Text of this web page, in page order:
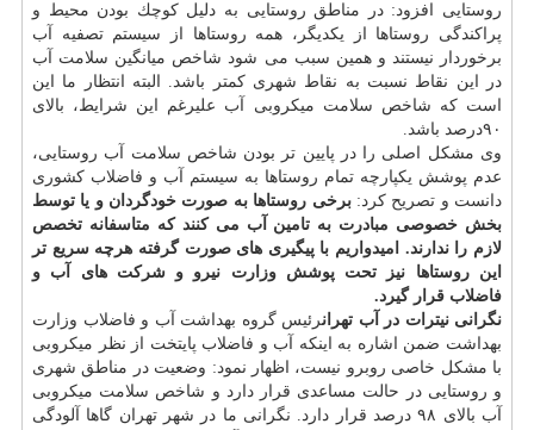
روستایی افزود: در مناطق روستایی به دلیل كوچك بودن محیط و
پراكندگی روستاها از یكدیگر، همه روستاها از سیستم تصفیه آب
برخوردار نیستند و همین سبب می شود شاخص میانگین سلامت آب
در این نقاط نسبت به نقاط شهری كمتر باشد. البته انتظار ما این
است كه شاخص سلامت میكروبی آب علیرغم این شرایط، بالای
۹۰درصد باشد.
وی مشكل اصلی را در پایین تر بودن شاخص سلامت آب روستایی،
عدم پوشش یكپارچه تمام روستاها به سیستم آب و فاضلاب كشوری
دانست و تصریح كرد:برخی روستاها به صورت خودگردان و یا توسط
بخش خصوصی مبادرت به تامین آب می كنند كه متاسفانه تخصص
لازم را ندارند. امیدواریم با پیگیری های صورت گرفته هرچه سریع تر
این روستاها نیز تحت پوشش وزارت نیرو و شركت های آب و
فاضلاب قرار گیرد.
نگرانی نیترات در آب تهرانرئیس گروه بهداشت آب و فاضلاب وزارت
بهداشت ضمن اشاره به اینكه آب و فاضلاب پایتخت از نظر میكروبی
با مشكل خاصی روبرو نیست، اظهار نمود: وضعیت در مناطق شهری
و روستایی در حالت مساعدی قرار دارد و شاخص سلامت میكروبی
آب بالای ۹۸ درصد قرار دارد. نگرانی ما در شهر تهران گاها آلودگی